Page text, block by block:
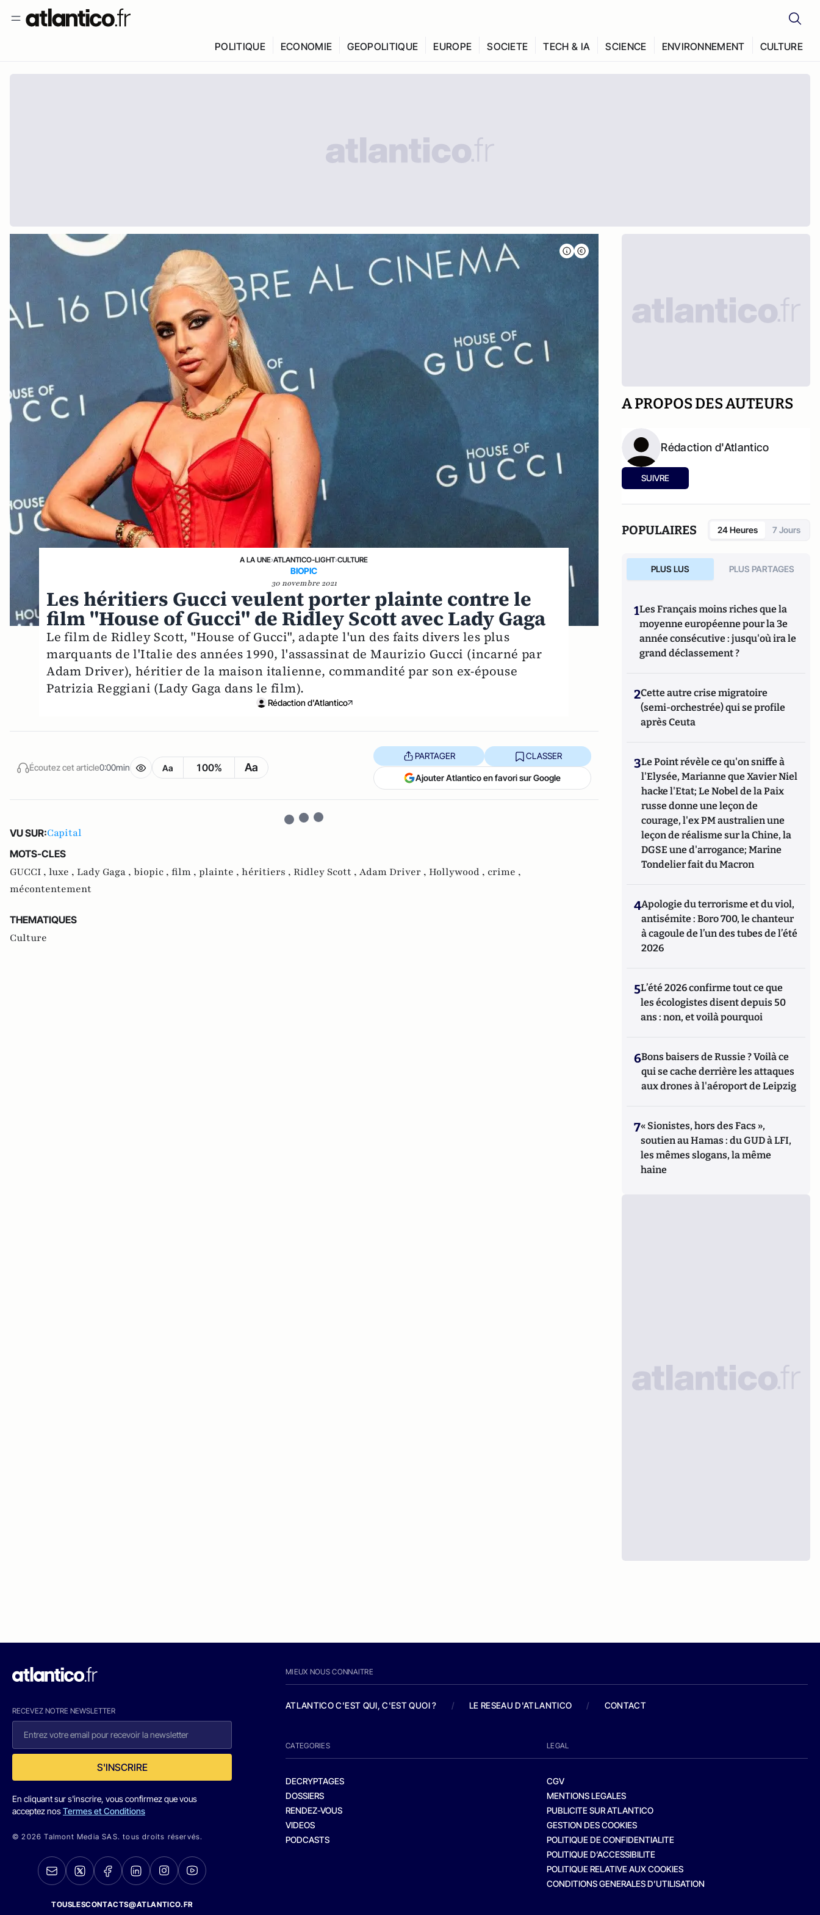
POLITIQUE ECONOMIE GEOPOLITIQUE EUROPE SOCIETE TECH & IA SCIENCE ENVIRONNEMENT CULTURE
A LA UNE›ATLANTICO-LIGHT›CULTURE
BIOPIC
30 novembre 2021
Les héritiers Gucci veulent porter plainte contre le
film "House of Gucci" de Ridley Scott avec Lady Gaga
Le film de Ridley Scott, "House of Gucci", adapte l'un des faits divers les plus
marquants de l'Italie des années 1990, l'assassinat de Maurizio Gucci (incarné par
Adam Driver), héritier de la maison italienne, commandité par son ex-épouse
Patrizia Reggiani (Lady Gaga dans le film).
Rédaction d'Atlantico
Écoutez cet article0:00min Aa 100% Aa
PARTAGER CLASSER
Ajouter Atlantico en favori sur Google
VU SUR:Capital
MOTS-CLES
GUCCI , luxe , Lady Gaga , biopic , film , plainte , héritiers , Ridley Scott , Adam Driver , Hollywood , crime ,
mécontentement
THEMATIQUES
Culture
A PROPOS DES AUTEURS
Rédaction d'Atlantico
SUIVRE
POPULAIRES 24 Heures 7 Jours
PLUS LUS PLUS PARTAGES
1Les Français moins riches que la
moyenne européenne pour la 3e
année consécutive : jusqu'où ira le
grand déclassement ?
2Cette autre crise migratoire
(semi-orchestrée) qui se profile
après Ceuta
3Le Point révèle ce qu'on sniffe à
l'Elysée, Marianne que Xavier Niel
hacke l'Etat; Le Nobel de la Paix
russe donne une leçon de
courage, l'ex PM australien une
leçon de réalisme sur la Chine, la
DGSE une d'arrogance; Marine
Tondelier fait du Macron
4Apologie du terrorisme et du viol,
antisémite : Boro 700, le chanteur
à cagoule de l’un des tubes de l’été
2026
5L’été 2026 confirme tout ce que
les écologistes disent depuis 50
ans : non, et voilà pourquoi
6Bons baisers de Russie ? Voilà ce
qui se cache derrière les attaques
aux drones à l'aéroport de Leipzig
7« Sionistes, hors des Facs »,
soutien au Hamas : du GUD à LFI,
les mêmes slogans, la même
haine
RECEVEZ NOTRE NEWSLETTER
S'INSCRIRE
En cliquant sur s'inscrire, vous confirmez que vous
acceptez nosTermes et Conditions
© 2026 Talmont Media SAS. tous droits réservés.
TOUSLESCONTACTS@ATLANTICO.FR
MIEUX NOUS CONNAITRE
ATLANTICO C'EST QUI, C'EST QUOI ? / LE RESEAU D'ATLANTICO / CONTACT
CATEGORIES
DECRYPTAGES
DOSSIERS
RENDEZ-VOUS
VIDEOS
PODCASTS
LEGAL
CGV
MENTIONS LEGALES
PUBLICITE SUR ATLANTICO
GESTION DES COOKIES
POLITIQUE DE CONFIDENTIALITE
POLITIQUE D’ACCESSIBILITE
POLITIQUE RELATIVE AUX COOKIES
CONDITIONS GENERALES D’UTILISATION